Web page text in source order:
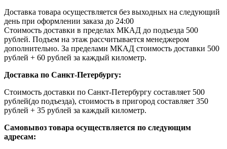
Доставка товара осуществляется без выходных на следующий
день при оформлении заказа до 24:00
Стоимость доставки в пределах МКАД до подъезда 500
рублей. Подъем на этаж рассчитывается менеджером
дополнительно. За пределами МКАД стоимость доставки 500
рублей + 60 рублей за каждый километр.
Доставка по Санкт-Петербургу:
Стоимость доставки по Санкт-Петербургу составляет 500
рублей(до подъезда), стоимость в пригород составляет 350
рублей + 35 рублей за каждый километр.
Самовывоз товара осуществляется по следующим
адресам: